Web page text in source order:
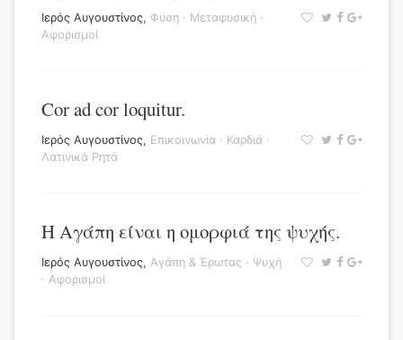
Ιερός Αυγουστίνος, Φύση · Μεταφυσική ·
Αφορισμοί
Cor ad cor loquitur.
Ιερός Αυγουστίνος, Επικοινωνία · Καρδιά ·
Λατινικά Ρητά
Η Αγάπη είναι η ομορφιά της ψυχής.
Ιερός Αυγουστίνος, Αγάπη & Έρωτας · Ψυχή
· Αφορισμοί